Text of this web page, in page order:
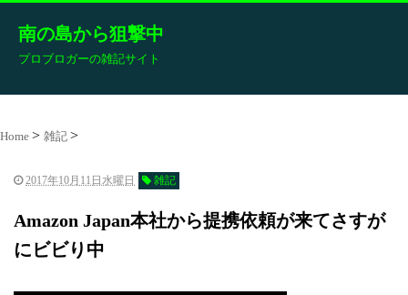
南の島から狙撃中
プロブロガーの雑記サイト
Home 雑記
2017年10月11日水曜日 雑記
Amazon Japan本社から提携依頼が来てさすが
にビビり中